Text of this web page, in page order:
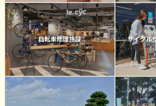
自転車修理施設 サイクル